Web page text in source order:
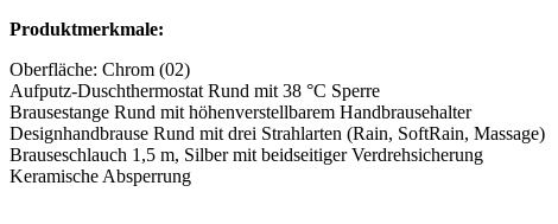
Produktmerkmale:
Oberfläche: Chrom (02)
Aufputz-Duschthermostat Rund mit 38 °C Sperre
Brausestange Rund mit höhenverstellbarem Handbrausehalter
Designhandbrause Rund mit drei Strahlarten (Rain, SoftRain, Massage)
Brauseschlauch 1,5 m, Silber mit beidseitiger Verdrehsicherung
Keramische Absperrung